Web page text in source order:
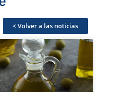
< Volver a las noticias